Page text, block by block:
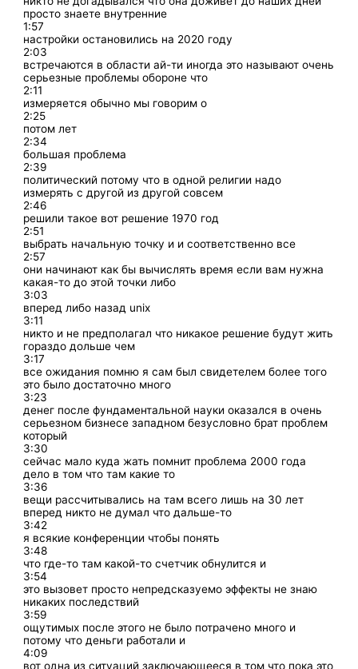
просто знаете внутренние
1:57
настройки остановились на 2020 году
2:03
встречаются в области ай-ти иногда это называют очень
серьезные проблемы обороне что
2:11
измеряется обычно мы говорим о
2:25
потом лет
2:34
большая проблема
2:39
политический потому что в одной религии надо
измерять с другой из другой совсем
2:46
решили такое вот решение 1970 год
2:51
выбрать начальную точку и и соответственно все
2:57
они начинают как бы вычислять время если вам нужна
какая-то до этой точки либо
3:03
вперед либо назад unix
3:11
никто и не предполагал что никакое решение будут жить
гораздо дольше чем
3:17
все ожидания помню я сам был свидетелем более того
это было достаточно много
3:23
денег после фундаментальной науки оказался в очень
серьезном бизнесе западном безусловно брат проблем
который
3:30
сейчас мало куда жать помнит проблема 2000 года
дело в том что там какие то
3:36
вещи рассчитывались на там всего лишь на 30 лет
вперед никто не думал что дальше-то
3:42
я всякие конференции чтобы понять
3:48
что где-то там какой-то счетчик обнулится и
3:54
это вызовет просто непредсказуемо эффекты не знаю
никаких последствий
3:59
ощутимых после этого не было потрачено много и
потому что деньги работали и
4:09
вот одна из ситуаций заключающееся в том что пока это